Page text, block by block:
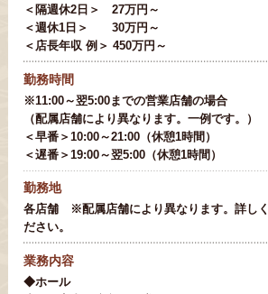
＜隔週休2日＞ 27万円～
＜週休1日＞ 30万円～
＜店長年収 例＞ 450万円～
勤務時間
※11:00～翌5:00までの営業店舗の場合
（配属店舗により異なります。一例です。）
＜早番＞10:00～21:00（休憩1時間）
＜遅番＞19:00～翌5:00（休憩1時間）
勤務地
各店舗 ※配属店舗により異なります。詳しく
ださい。
業務内容
◆ホール